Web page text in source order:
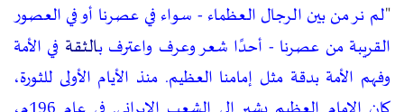
"لم نر من بين الرجال العظماء - سواء في عصرنا أو في العصور
القريبة من عصرنا - أحدًا شعر وعرف واعترف بالثقة في الأمة
وفهم الأمة بدقة مثل إمامنا العظيم. منذ الأيام الأولى للثورة،